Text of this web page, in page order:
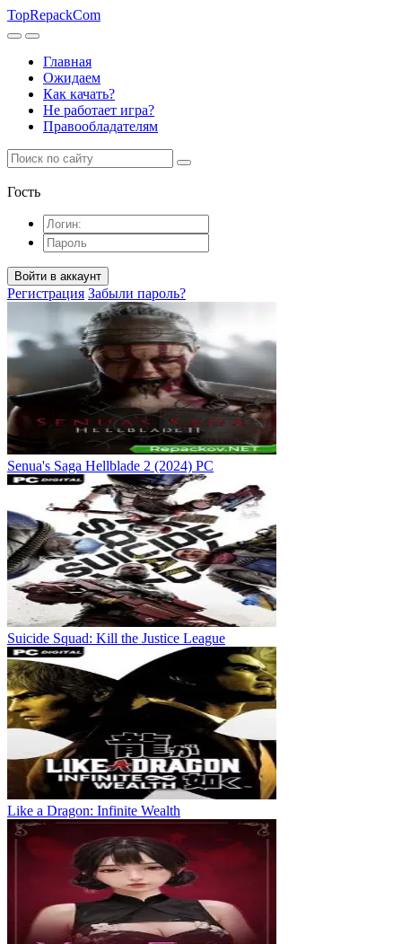
TopRepackCom
Главная
Ожидаем
Как качать?
Не работает игра?
Правообладателям
Гость
Войти в аккаунт
Регистрация Забыли пароль?
Senua's Saga Hellblade 2 (2024) PC
Suicide Squad: Kill the Justice League
Like a Dragon: Infinite Wealth